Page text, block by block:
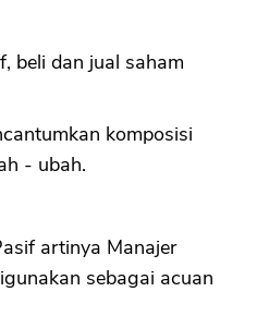
beli dan jual saham
komposisi
- ubah.
artinya Manajer
sebagai acuan